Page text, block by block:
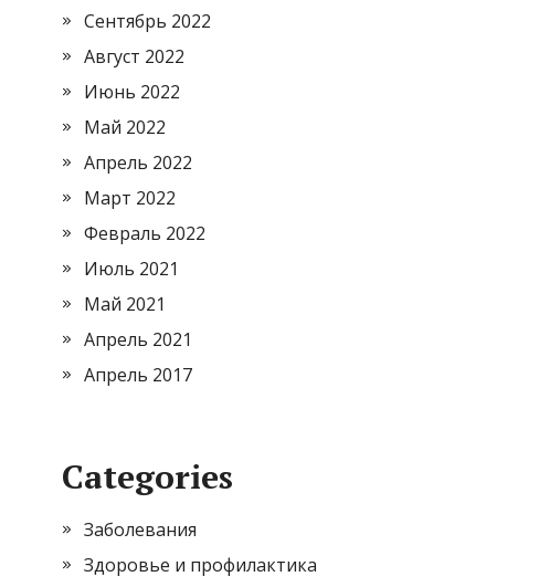
Сентябрь 2022
Август 2022
Июнь 2022
Май 2022
Апрель 2022
Март 2022
Февраль 2022
Июль 2021
Май 2021
Апрель 2021
Апрель 2017
Categories
Заболевания
Здоровье и профилактика